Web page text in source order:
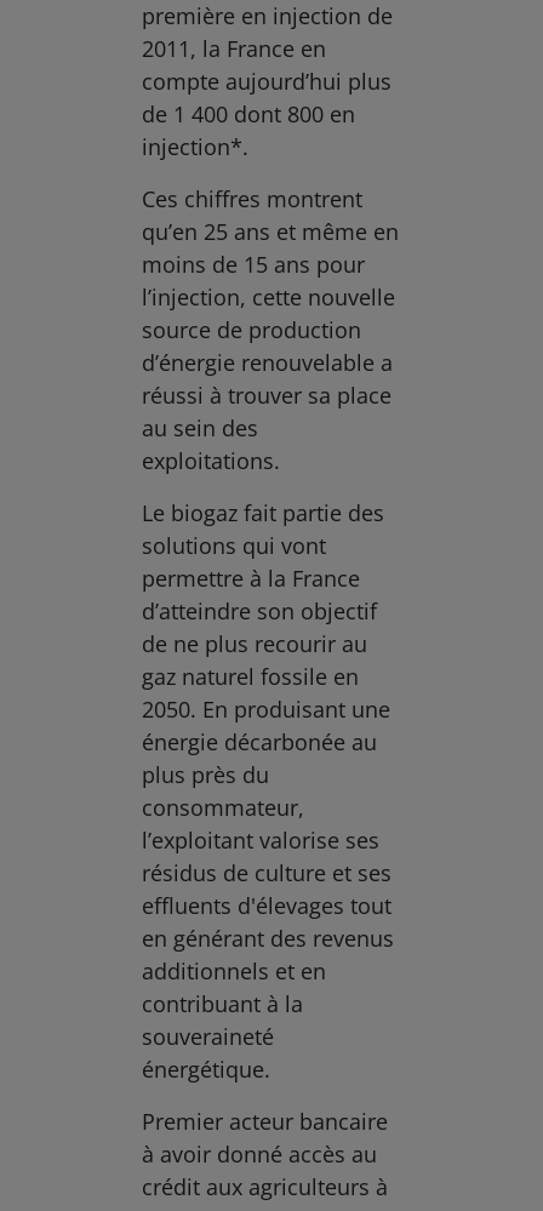
première en injection de
2011, la France en
compte aujourd’hui plus
de 1 400 dont 800 en
injection*.
Ces chiffres montrent
qu’en 25 ans et même en
moins de 15 ans pour
l’injection, cette nouvelle
source de production
d’énergie renouvelable a
réussi à trouver sa place
au sein des
exploitations.
Le biogaz fait partie des
solutions qui vont
permettre à la France
d’atteindre son objectif
de ne plus recourir au
gaz naturel fossile en
2050. En produisant une
énergie décarbonée au
plus près du
consommateur,
l’exploitant valorise ses
résidus de culture et ses
effluents d'élevages tout
en générant des revenus
additionnels et en
contribuant à la
souveraineté
énergétique.
Premier acteur bancaire
à avoir donné accès au
crédit aux agriculteurs à